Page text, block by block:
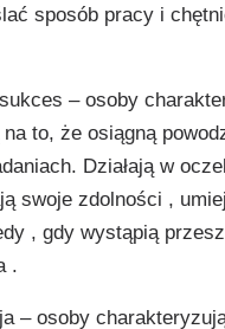
sposób pracy i
– osoby
to, że osiągną
Działają w
swoje zdolności ,
, gdy wystąpią
.
– osoby